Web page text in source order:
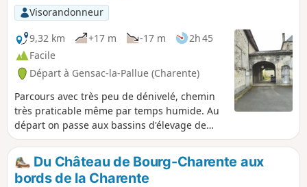
Visorandonneur
9,32 km
+17 m -17 m
2h 45
Facile
Départ à Gensac-la-Pallue (Charente)
Parcours avec très peu de dénivelé, chemin
très praticable même par temps humide. Au
départ on passe aux bassins d'élevage de
truites. Et à proximité de belles fermes
viticoles.Du Château de Bourg-Charente aux
bords de la Charente